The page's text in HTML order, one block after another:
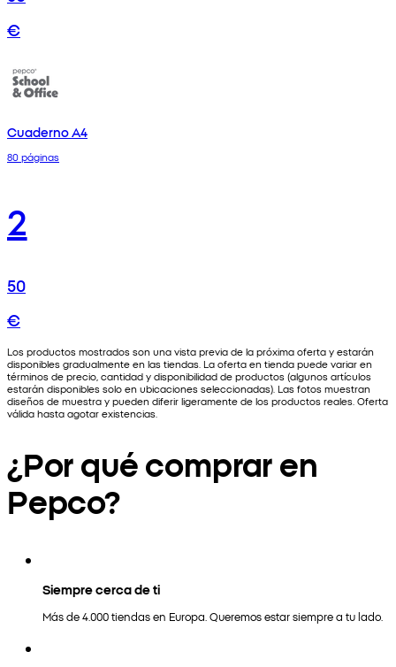
€
Cuaderno A4
80 páginas
2
50
€
Los productos mostrados son una vista previa de la próxima oferta y estarán
disponibles gradualmente en las tiendas. La oferta en tienda puede variar en
términos de precio, cantidad y disponibilidad de productos (algunos artículos
estarán disponibles solo en ubicaciones seleccionadas). Las fotos muestran
diseños de muestra y pueden diferir ligeramente de los productos reales. Oferta
válida hasta agotar existencias.
¿Por qué comprar en
Pepco?
Siempre cerca de ti
Más de 4.000 tiendas en Europa. Queremos estar siempre a tu lado.